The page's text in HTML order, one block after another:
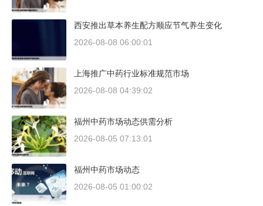
西安推出草本养生配方顺应节气养生变化
2026-08-08 06:00:01
上海推广中药行业标准规范市场
2026-08-08 04:39:02
福州中药市场动态供需分析
2026-08-05 07:13:01
福州中药市场动态
2026-08-05 01:00:02